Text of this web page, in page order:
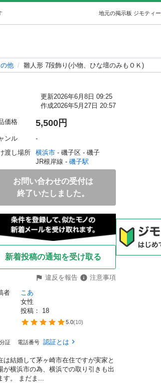
地元の掲示板 ジモティー
他 雛人形 7段飾り(小物、ひな壇のみもＯＫ)
更新2026年6月8日 09:25
作成2026年5月27日 20:57
価格 5,500円
ンル
-
渡し場所
横浜市 - 磯子区 - 磯子
JR根岸線 - 磯子駅
お問い合わせの受付は
終了いたしました。
新着投稿の通知を受け取る
違反を報告
注意事項
者
こあ
女性
投稿： 18
5.0(10)
証 電話番号 認証とは
は結婚して茅ヶ崎市在住ですが実家と
が横浜市の為、横浜での取り引きも出
す。 まだま...